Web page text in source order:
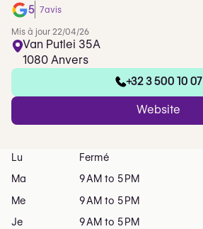
5 7avis
Mis à jour 22/04/26
Van Putlei 35A
1080 Anvers
+32 3 500 10 07
Website
Lu
Fermé
Ma
9 AM to 5 PM
Me
9 AM to 5 PM
Je
9 AM to 5 PM